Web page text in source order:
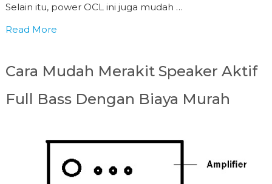
Selain itu, power OCL ini juga mudah …
Read More
Cara Mudah Merakit Speaker Aktif
Full Bass Dengan Biaya Murah